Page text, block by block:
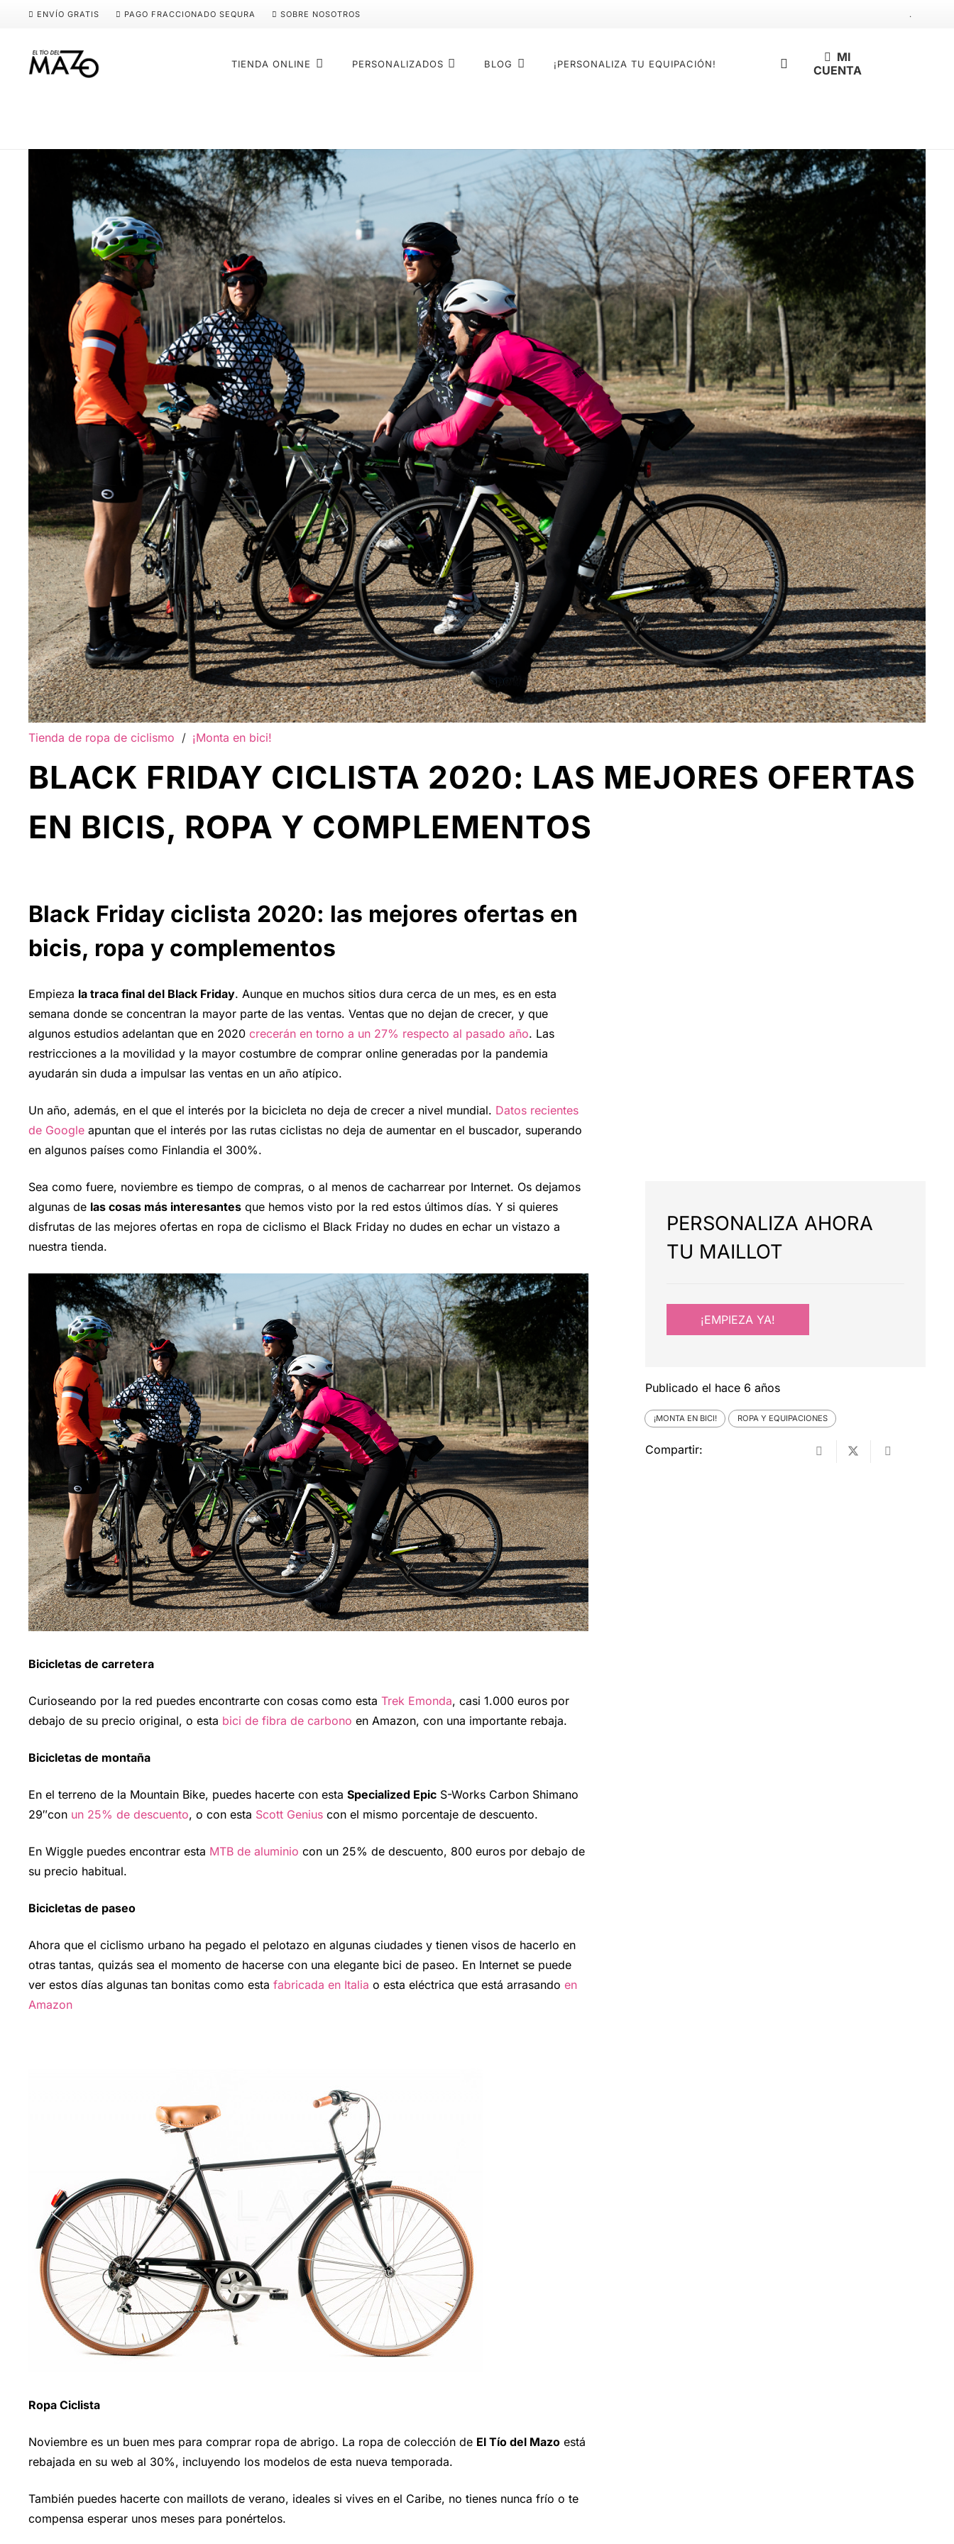
ENVÍO GRATIS PAGO FRACCIONADO SEQURA SOBRE NOSOTROS .
TIENDA ONLINE PERSONALIZADOS BLOG ¡PERSONALIZA TU EQUIPACIÓN!
MI
CUENTA
Tienda de ropa de ciclismo / ¡Monta en bici!
BLACK FRIDAY CICLISTA 2020: LAS MEJORES OFERTAS
EN BICIS, ROPA Y COMPLEMENTOS
Black Friday ciclista 2020: las mejores ofertas en
bicis, ropa y complementos
Empieza la traca final del Black Friday. Aunque en muchos sitios dura cerca de un mes, es en esta
semana donde se concentran la mayor parte de las ventas. Ventas que no dejan de crecer, y que
algunos estudios adelantan que en 2020 crecerán en torno a un 27% respecto al pasado año. Las
restricciones a la movilidad y la mayor costumbre de comprar online generadas por la pandemia
ayudarán sin duda a impulsar las ventas en un año atípico.
Un año, además, en el que el interés por la bicicleta no deja de crecer a nivel mundial. Datos recientes
de Google apuntan que el interés por las rutas ciclistas no deja de aumentar en el buscador, superando
en algunos países como Finlandia el 300%.
Sea como fuere, noviembre es tiempo de compras, o al menos de cacharrear por Internet. Os dejamos
algunas de las cosas más interesantes que hemos visto por la red estos últimos días. Y si quieres
disfrutas de las mejores ofertas en ropa de ciclismo el Black Friday no dudes en echar un vistazo a
nuestra tienda.
Bicicletas de carretera
Curioseando por la red puedes encontrarte con cosas como esta Trek Emonda, casi 1.000 euros por
debajo de su precio original, o esta bici de fibra de carbono en Amazon, con una importante rebaja.
Bicicletas de montaña
En el terreno de la Mountain Bike, puedes hacerte con esta Specialized Epic S-Works Carbon Shimano
29″con un 25% de descuento, o con esta Scott Genius con el mismo porcentaje de descuento.
En Wiggle puedes encontrar esta MTB de aluminio con un 25% de descuento, 800 euros por debajo de
su precio habitual.
Bicicletas de paseo
Ahora que el ciclismo urbano ha pegado el pelotazo en algunas ciudades y tienen visos de hacerlo en
otras tantas, quizás sea el momento de hacerse con una elegante bici de paseo. En Internet se puede
ver estos días algunas tan bonitas como esta fabricada en Italia o esta eléctrica que está arrasando en
Amazon
Ropa Ciclista
Noviembre es un buen mes para comprar ropa de abrigo. La ropa de colección de El Tío del Mazo está
rebajada en su web al 30%, incluyendo los modelos de esta nueva temporada.
También puedes hacerte con maillots de verano, ideales si vives en el Caribe, no tienes nunca frío o te
compensa esperar unos meses para ponértelos.
PERSONALIZA AHORA
TU MAILLOT
¡EMPIEZA YA!
Publicado el hace 6 años
¡MONTA EN BICI! ROPA Y EQUIPACIONES
Compartir: